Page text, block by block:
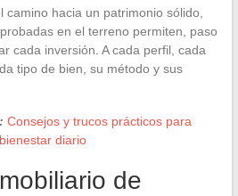
camino hacia un patrimonio sólido,
en el terreno permiten, paso
cada inversión. A cada perfil, cada
tipo de bien, su método y sus
Consejos y trucos prácticos para
diario
de